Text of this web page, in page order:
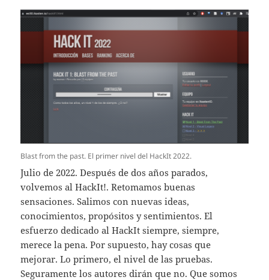
Blast from the past. El primer nivel del HackIt 2022.
Julio de 2022. Después de dos años parados,
volvemos al HackIt!. Retomamos buenas
sensaciones. Salimos con nuevas ideas,
conocimientos, propósitos y sentimientos. El
esfuerzo dedicado al HackIt siempre, siempre,
merece la pena. Por supuesto, hay cosas que
mejorar. Lo primero, el nivel de las pruebas.
Seguramente los autores dirán que no. Que somos